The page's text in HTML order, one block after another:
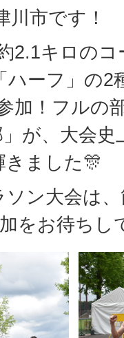
市です！
2.1キロの
ハーフ」の2
加！フルの
」が、大会
きました🎊
ン大会は
をお待ちし